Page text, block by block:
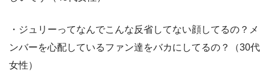
・ジュリーってなんでこんな反省してない顔してるの？メ
ンバーを心配しているファン達をバカにしてるの？（30代
女性）